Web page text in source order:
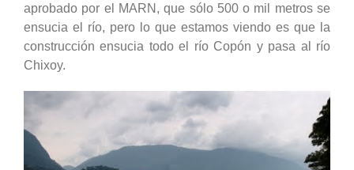
aprobado por el MARN, que sólo 500 o mil metros se
ensucia el río, pero lo que estamos viendo es que la
construcción ensucia todo el río Copón y pasa al río
Chixoy.